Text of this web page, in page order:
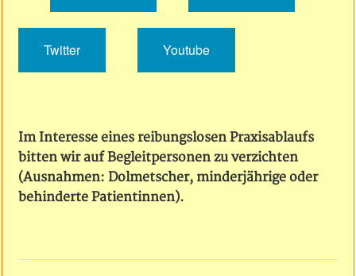
Twitter Youtube
Im Interesse eines reibungslosen Praxisablaufs
bitten wir auf Begleitpersonen zu verzichten
(Ausnahmen: Dolmetscher, minderjährige oder
behinderte Patientinnen).